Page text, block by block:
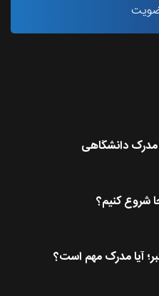
مدرک دانشگاهی
شروع کنیم؟
آیا مدرک مهم است؟